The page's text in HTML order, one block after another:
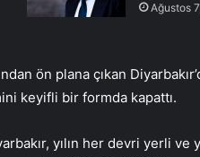
Ağustos
ön plana çıkan
keyifli bir formda kapattı.
yılın her devri yerli ve